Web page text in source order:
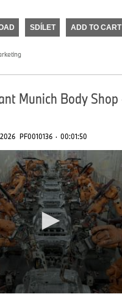
SDÍLET ADD TO CART
Munich Body
PF0010136 · 00:01:50